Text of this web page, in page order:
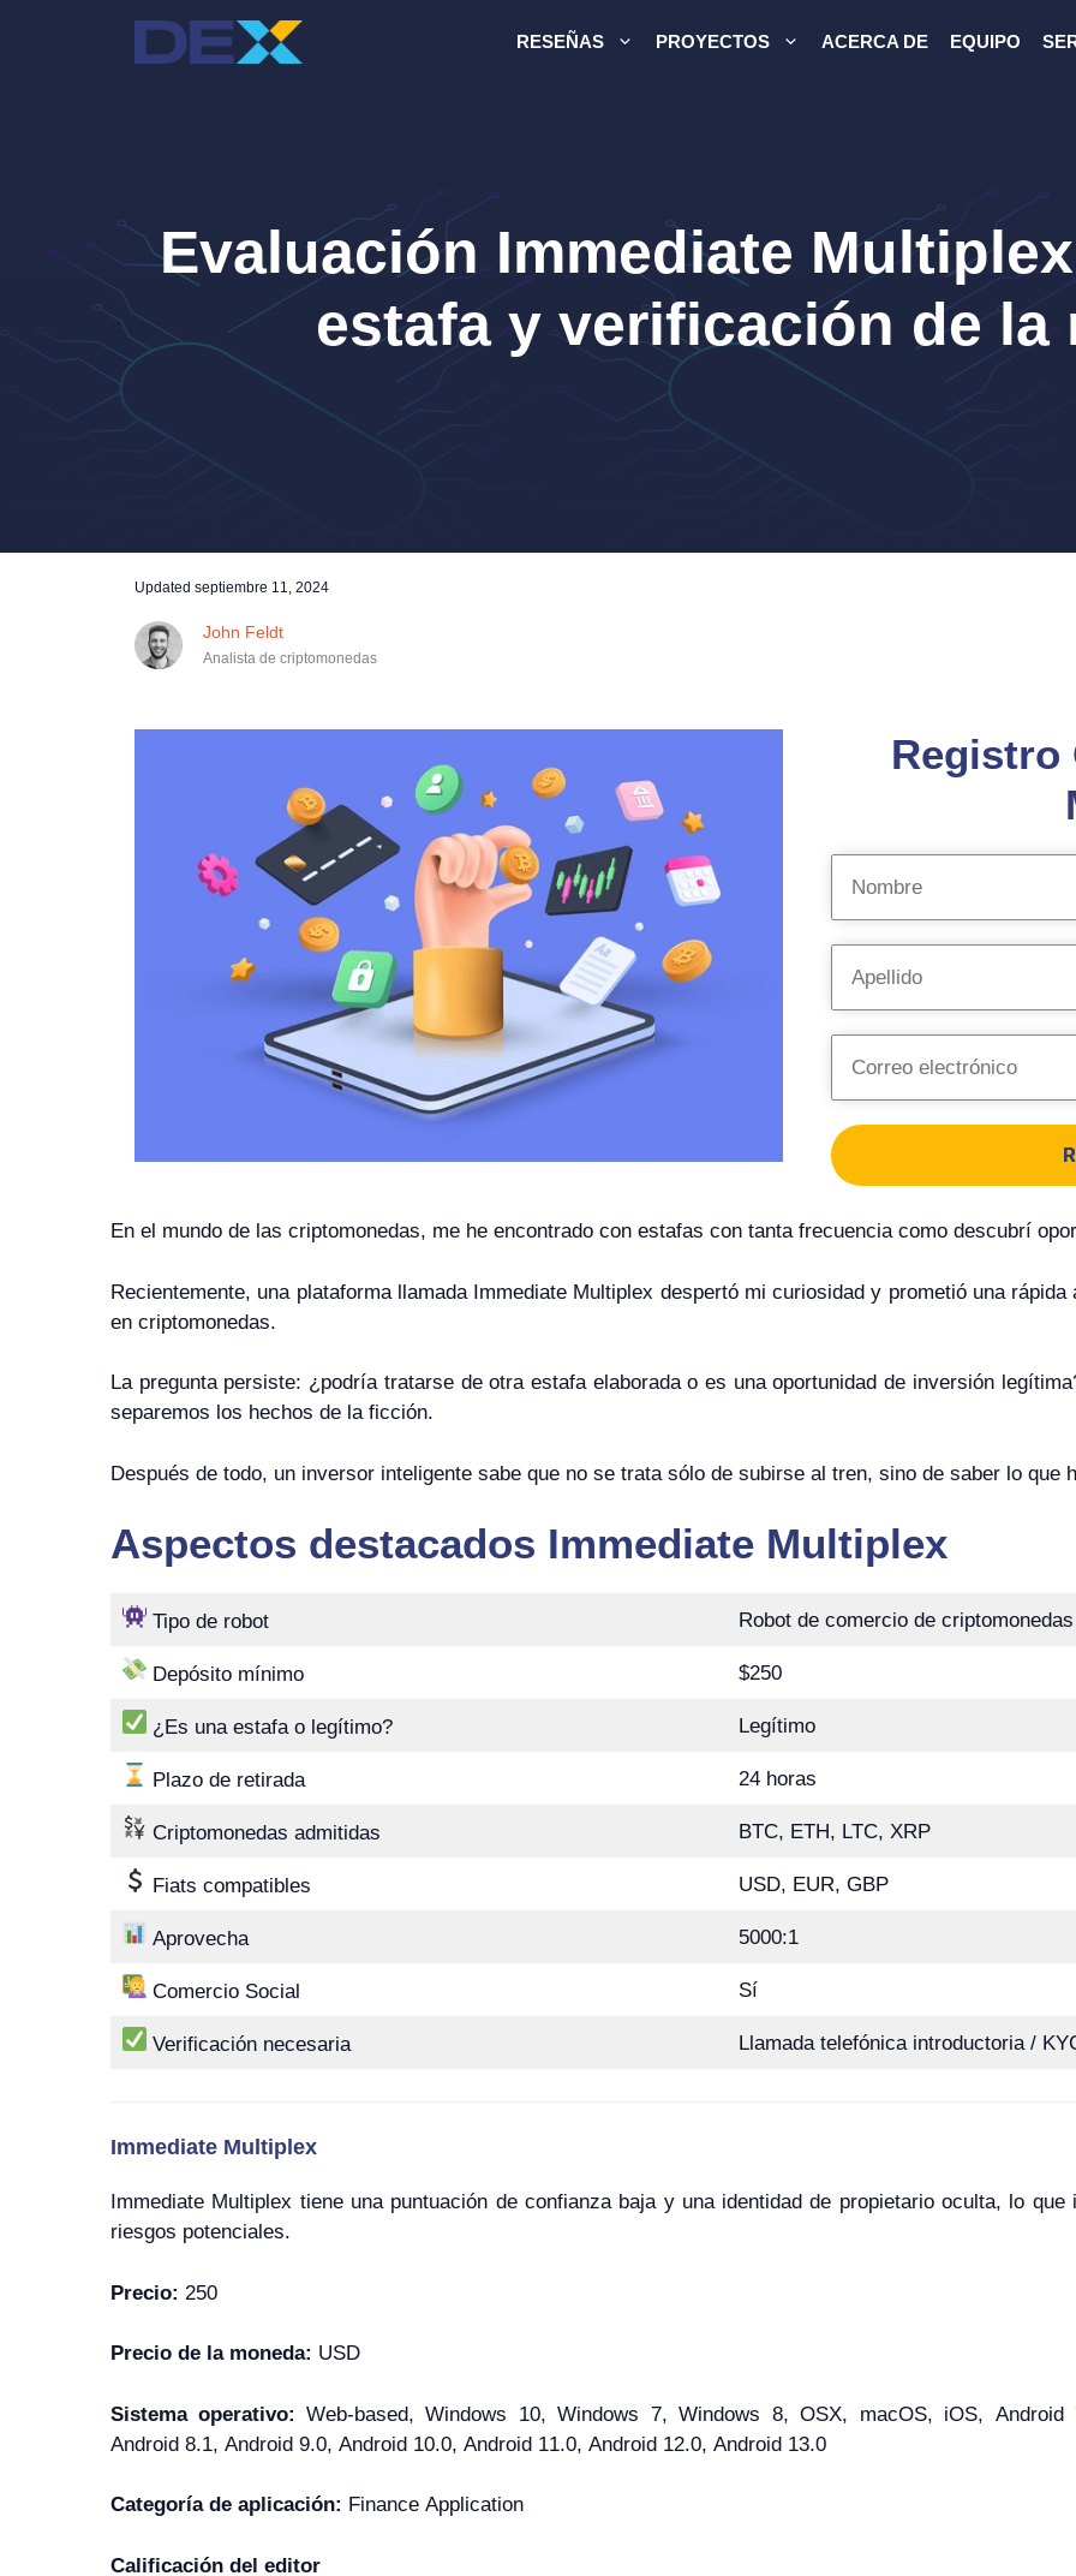
RESEÑAS PROYECTOS ACERCA DE EQUIPO
Evaluación Immediate
estafa y verificación de la
Updated septiembre 11, 2024
John Feldt
Analista de criptomonedas
Registro
En el mundo de las criptomonedas, me he encontrado con estafas con tanta frecuencia como descubrí
Recientemente, una plataforma llamada Immediate Multiplex despertó mi curiosidad y prometió una
en criptomonedas.
La pregunta persiste: ¿podría tratarse de otra estafa elaborada o es una oportunidad de inversión
separemos los hechos de la ficción.
Después de todo, un inversor inteligente sabe que no se trata sólo de subirse al tren, sino de saber lo que
Aspectos destacados Immediate Multiplex
Tipo de robot Robot de comercio de criptomonedas
Depósito mínimo $250
¿Es una estafa o legítimo? Legítimo
Plazo de retirada 24 horas
Criptomonedas admitidas BTC, ETH, LTC, XRP
Fiats compatibles USD, EUR, GBP
Aprovecha 5000:1
Comercio Social Sí
Verificación necesaria Llamada telefónica introductoria /
Immediate Multiplex
Immediate Multiplex tiene una puntuación de confianza baja y una identidad de propietario oculta, lo que
riesgos potenciales.
Precio: 250
Precio de la moneda: USD
Sistema operativo: Web-based, Windows 10, Windows 7, Windows 8, OSX, macOS, iOS, Android
Android 8.1, Android 9.0, Android 10.0, Android 11.0, Android 12.0, Android 13.0
Categoría de aplicación: Finance Application
Calificación del editor